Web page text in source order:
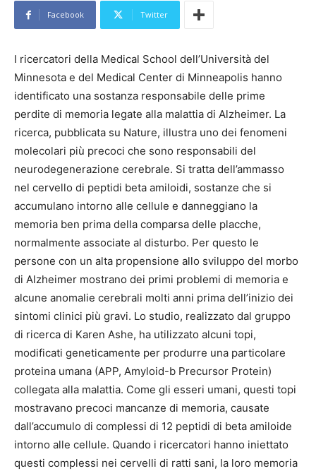
Facebook Twitter
I ricercatori della Medical School dell’Università del
Minnesota e del Medical Center di Minneapolis hanno
identificato una sostanza responsabile delle prime
perdite di memoria legate alla malattia di Alzheimer. La
ricerca, pubblicata su Nature, illustra uno dei fenomeni
molecolari più precoci che sono responsabili del
neurodegenerazione cerebrale. Si tratta dell’ammasso
nel cervello di peptidi beta amiloidi, sostanze che si
accumulano intorno alle cellule e danneggiano la
memoria ben prima della comparsa delle placche,
normalmente associate al disturbo. Per questo le
persone con un alta propensione allo sviluppo del morbo
di Alzheimer mostrano dei primi problemi di memoria e
alcune anomalie cerebrali molti anni prima dell’inizio dei
sintomi clinici più gravi. Lo studio, realizzato dal gruppo
di ricerca di Karen Ashe, ha utilizzato alcuni topi,
modificati geneticamente per produrre una particolare
proteina umana (APP, Amyloid-b Precursor Protein)
collegata alla malattia. Come gli esseri umani, questi topi
mostravano precoci mancanze di memoria, causate
dall’accumulo di complessi di 12 peptidi di beta amiloide
intorno alle cellule. Quando i ricercatori hanno iniettato
questi complessi nei cervelli di ratti sani, la loro memoria